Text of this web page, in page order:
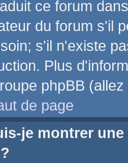
ce forum
du forum s'il
s'il n'existe
Plus
phpBB
de page
je montrer